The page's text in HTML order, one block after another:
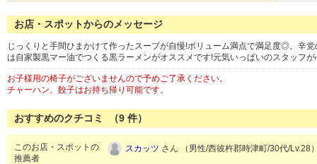
お店・スポットからのメッセージ
じっくりと手間ひまかけて作ったスープが自慢!ボリューム満点で満足度◎。辛
は自家製黒マー油でつくる黒ラーメンがオススメです!元気いっぱいのスタッフ
お子様用の椅子がございませんので予めご了承ください。
チャーハン、餃子はお持ち帰り可能です。
おすすめのクチコミ （9 件）
このお店・スポットの
推薦者
スカッツ さん （男性/西彼杵郡時津町/30代/Lv.28